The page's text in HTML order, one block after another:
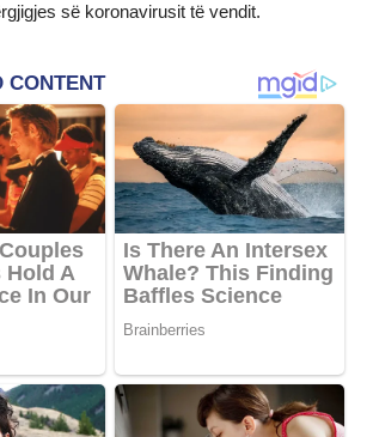
së koronavirusit të vendit.